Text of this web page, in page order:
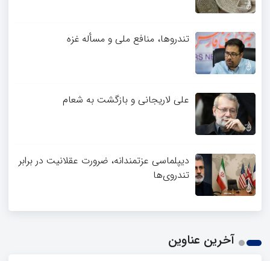
تندروها، منافع ملی و مسأله غزه
علی لاریجانی و بازگشت به شعام
دیپلماسی عزتمندانه، ضرورت عقلانیت در برابر
تندروی‌ها
آخرین عناوین